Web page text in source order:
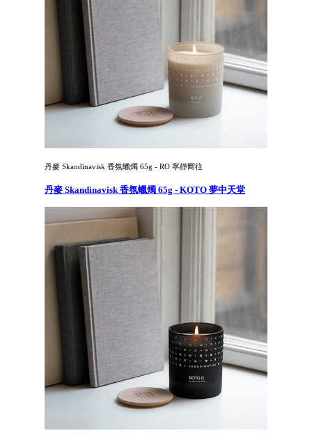
丹麥 Skandinavisk 香氛蠟燭 65g - RO 寧靜嚮往
丹麥 Skandinavisk 香氛蠟燭 65g - KOTO 夢中天堂